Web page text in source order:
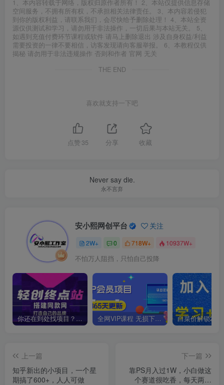
1、本内容转载于网络，版权归原作者所有！ 2、本站仅提供信息存储
空间服务，不拥有所有权，不承担相关法律责任。 3、本内容若侵犯
到你的版权利益，请联系我们，会尽快给予删除处理！ 4、本站全资
源仅供测试和学习，请勿用于非法操作，一切后果与本站无关。 5、
如遇到充值付费环节课程或软件 请马上删除退出 涉及自身权益/利益
需要投资的一律不要相信，访客发现请向客服举报。 6、本教程仅供
揭秘 请勿用于非法违规操作 否则和作者 官网 无关
THE END
喜欢就支持一下吧
点赞 35 分享 收藏
Never say die.
永不言弃
安小熙网创平台 关注
2W+ 0 718W+ 10937W+
不怕万人阻挡，只怕自己投降
你还在到处找项目？还在当韭菜？我靠卖项目一个月收入5万+，曾经我也是个失败者。 全网VIP课程 无损下载~
上一篇
知乎新出的小项目，一个星
期搞了600+，人人可做
下一篇
靠PS月入过1W，小白做这
个赛道很吃香，每天两小